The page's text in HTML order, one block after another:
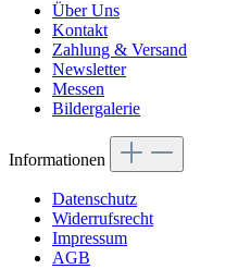
Über Uns
Kontakt
Zahlung & Versand
Newsletter
Messen
Bildergalerie
Informationen
Datenschutz
Widerrufsrecht
Impressum
AGB